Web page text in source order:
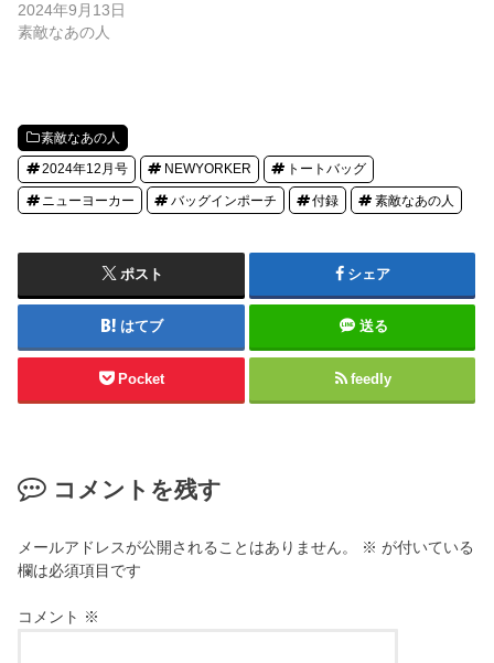
2024年9月13日
素敵なあの人
素敵なあの人
2024年12月号 NEWYORKER トートバッグ
ニューヨーカー バッグインポーチ 付録 素敵なあの人
ポスト シェア
はてブ 送る
Pocket feedly
コメントを残す
メールアドレスが公開されることはありません。 ※ が付いている
欄は必須項目です
コメント ※